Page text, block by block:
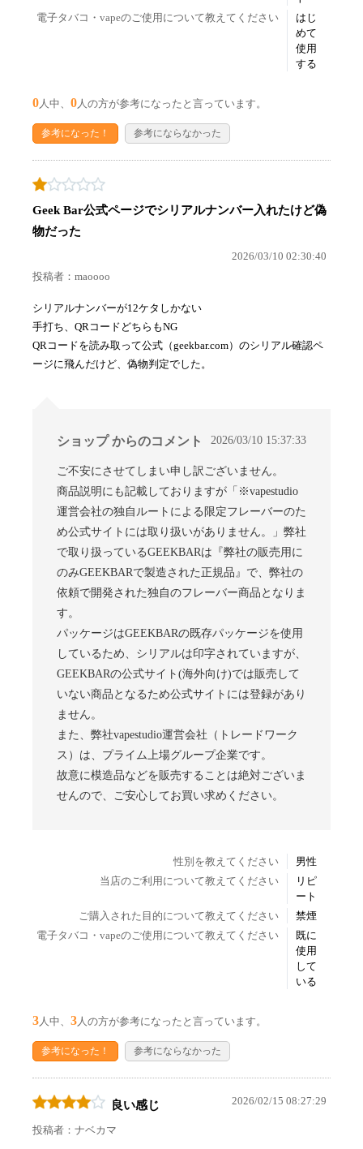
電子タバコ・vapeのご使用について教えてください
はじ
めて
使用
する
0人中、 0人の方が参考になったと言っています。
参考になった！ 参考にならなかった
Geek Bar公式ページでシリアルナンバー入れたけど偽
物だった
2026/03/10 02:30:40
投稿者：maoooo
シリアルナンバーが12ケタしかない
手打ち、QRコードどちらもNG
QRコードを読み取って公式（geekbar.com）のシリアル確認ペ
ージに飛んだけど、偽物判定でした。
ショップ からのコメント 2026/03/10 15:37:33
ご不安にさせてしまい申し訳ございません。
商品説明にも記載しておりますが「※vapestudio
運営会社の独自ルートによる限定フレーバーのた
め公式サイトには取り扱いがありません。」弊社
で取り扱っているGEEKBARは『弊社の販売用に
のみGEEKBARで製造された正規品』で、弊社の
依頼で開発された独自のフレーバー商品となりま
す。
パッケージはGEEKBARの既存パッケージを使用
しているため、シリアルは印字されていますが、
GEEKBARの公式サイト(海外向け)では販売して
いない商品となるため公式サイトには登録があり
ません。
また、弊社vapestudio運営会社（トレードワーク
ス）は、プライム上場グループ企業です。
故意に模造品などを販売することは絶対ございま
せんので、ご安心してお買い求めください。
性別を教えてください
男性
当店のご利用について教えてください
リピ
ート
ご購入された目的について教えてください
禁煙
電子タバコ・vapeのご使用について教えてください
既に
使用
して
いる
3人中、 3人の方が参考になったと言っています。
参考になった！ 参考にならなかった
良い感じ 2026/02/15 08:27:29
投稿者：ナベカマ